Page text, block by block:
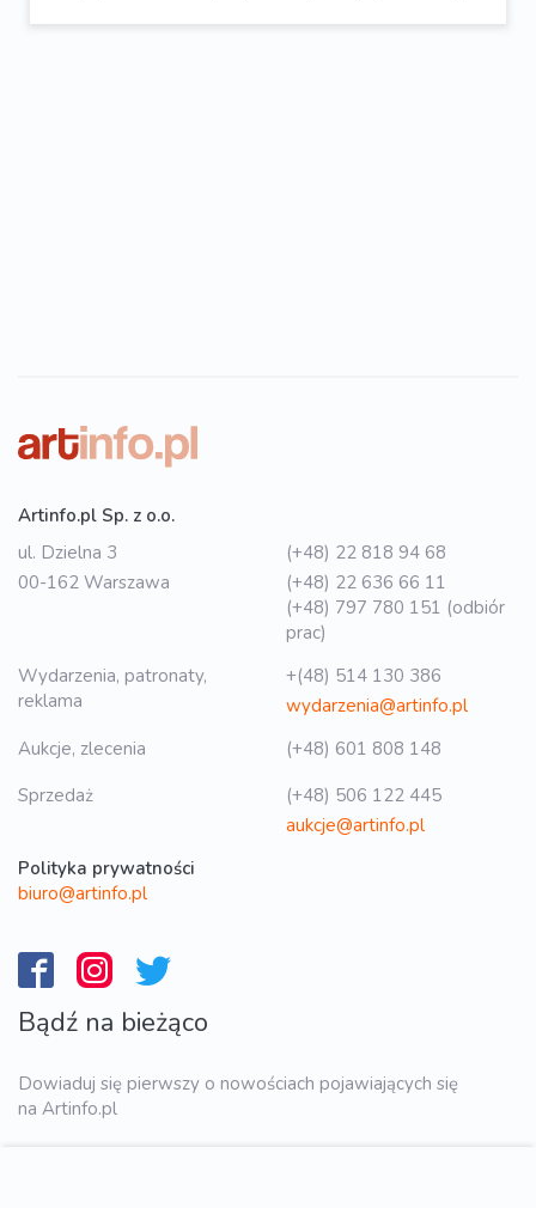
Artinfo.pl Sp. z o.o.
ul. Dzielna 3
00-162 Warszawa
(+48) 22 818 94 68
(+48) 22 636 66 11
(+48) 797 780 151 (odbiór
prac)
Wydarzenia, patronaty,
reklama
+(48) 514 130 386
wydarzenia@artinfo.pl
Aukcje, zlecenia
(+48) 601 808 148
Sprzedaż
(+48) 506 122 445
aukcje@artinfo.pl
Polityka prywatności
biuro@artinfo.pl
Bądź na bieżąco
Dowiaduj się pierwszy o nowościach pojawiających się
na Artinfo.pl